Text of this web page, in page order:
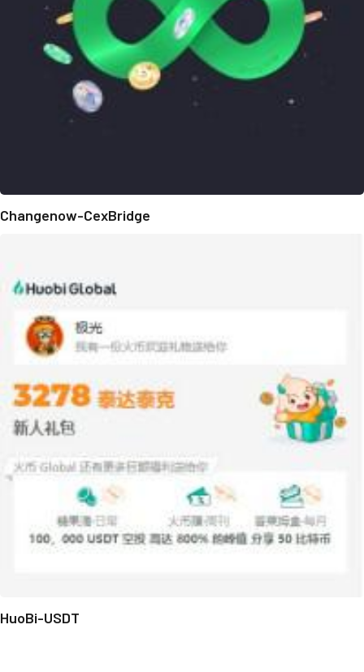
Changenow-CexBridge
HuoBi-USDT